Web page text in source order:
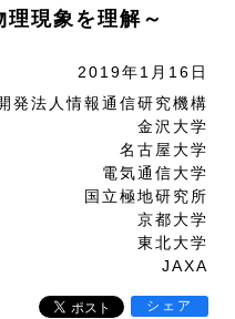
現象を理解～
2019年1月16日
発法人情報通信研究機構
金沢大学
名古屋大学
電気通信大学
国立極地研究所
京都大学
東北大学
JAXA
シェア